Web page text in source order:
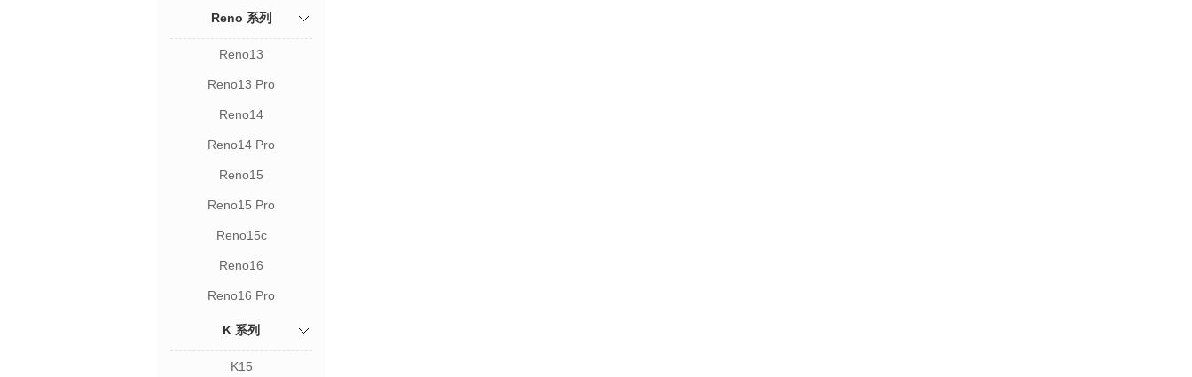
Reno 系列
Reno13
Reno13 Pro
Reno14
Reno14 Pro
Reno15
Reno15 Pro
Reno15c
Reno16
Reno16 Pro
K 系列
K15